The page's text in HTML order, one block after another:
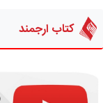
کتاب ارجمند